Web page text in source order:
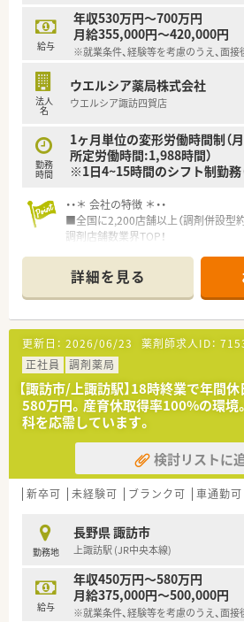
給与
年収530万円～700万円
月給355,000円～420,000円
※就業条件、経験等を考慮のうえ、面接
法人
名
ウエルシア薬局株式会社
ウエルシア諏訪四賀店
勤務
時間
1ヶ月単位の変形労働時間制（
所定労働時間:1,988時間）
※1日4~15時間のシフト制勤務
・・＊ 会社の特徴 ＊・・
■全国に2,200店舗以上（調剤併設型
調剤店舗数業界TOP！
頑張り次第で高給与も可能！
■経験や勤務コースによりますが、
半スタートと業界TOP水準！
■職種や職域に合わせ、豊富な社内
修を用意されています
■薬剤師が中心の会社だからこそ活
種多様に用意されています。
■店舗拡大に伴い、エリアマネジャー
トのポジションも増えます。
■在宅や教育等の専門性を活かせる
とも可能です。
■その他にも、管理部門や商品部門
域は多種多様です。
■在宅実施店舗は年々増加しており
わる事ができます。
時短勤務ができるよう変更予定です。
■年間休日が120日とワークライフバ
■日用品から常備薬まで、従業員割
たくさんあります！
詳細を見る
更新日： 2026/06/23 薬剤師求人ID：
正社員
調剤薬局
【諏訪市/上諏訪駅】18時終業で年間
580万円。産育休取得率100%の環境
科を応需しています。
検討リストに
新卒可 未経験可 ブランク可 車通勤可
勤務地
長野県 諏訪市
上諏訪駅 (JR中央本線)
給与
年収450万円～580万円
月給375,000円～500,000円
※就業条件、経験等を考慮のうえ、面接